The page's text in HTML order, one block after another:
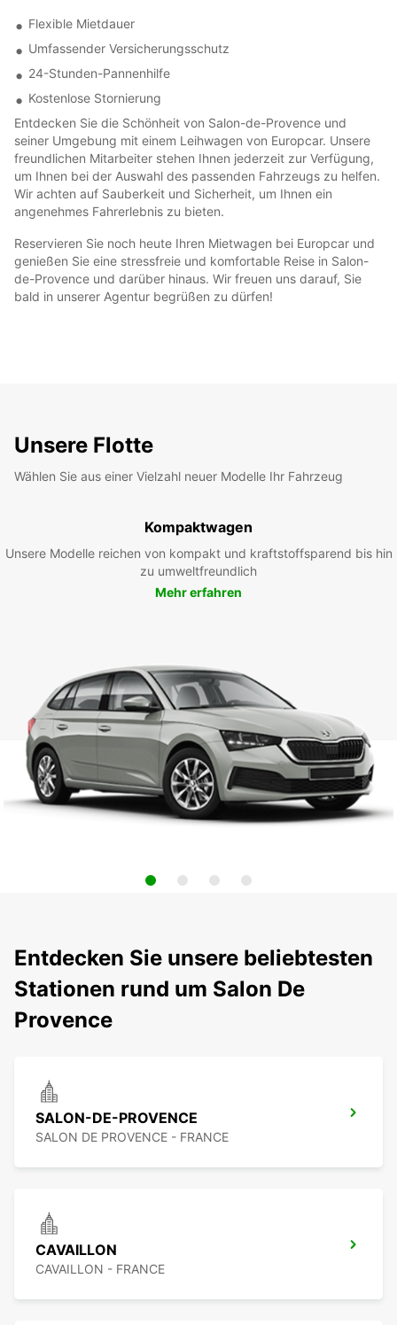
Flexible Mietdauer
Umfassender Versicherungsschutz
24-Stunden-Pannenhilfe
Kostenlose Stornierung
Entdecken Sie die Schönheit von Salon-de-Provence und
seiner Umgebung mit einem Leihwagen von Europcar. Unsere
freundlichen Mitarbeiter stehen Ihnen jederzeit zur Verfügung,
um Ihnen bei der Auswahl des passenden Fahrzeugs zu helfen.
Wir achten auf Sauberkeit und Sicherheit, um Ihnen ein
angenehmes Fahrerlebnis zu bieten.
Reservieren Sie noch heute Ihren Mietwagen bei Europcar und
genießen Sie eine stressfreie und komfortable Reise in Salon-
de-Provence und darüber hinaus. Wir freuen uns darauf, Sie
bald in unserer Agentur begrüßen zu dürfen!
Unsere Flotte
Wählen Sie aus einer Vielzahl neuer Modelle Ihr Fahrzeug
Kompaktwagen
Unsere Modelle reichen von kompakt und kraftstoffsparend bis hin
zu umweltfreundlich
Mehr erfahren
Entdecken Sie unsere beliebtesten
Stationen rund um Salon De
Provence
SALON-DE-PROVENCE
SALON DE PROVENCE - FRANCE
CAVAILLON
CAVAILLON - FRANCE